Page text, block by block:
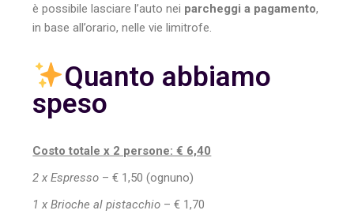
è possibile lasciare l’auto nei parcheggi a pagamento,
in base all’orario, nelle vie limitrofe.
Quanto abbiamo
speso
Costo totale x 2 persone: € 6,40
2 x Espresso – € 1,50 (ognuno)
1 x Brioche al pistacchio – € 1,70